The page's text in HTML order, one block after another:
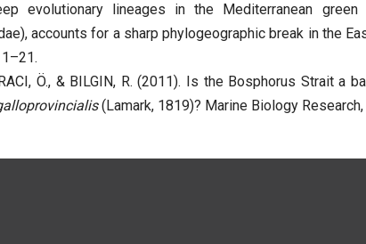
evolutionary lineages in the Mediterranean green
accounts for a sharp phylogeographic break in the
Ö., & BILGIN, R. (2011). Is the Bosphorus Strait a
(Lamark, 1819)? Marine Biology